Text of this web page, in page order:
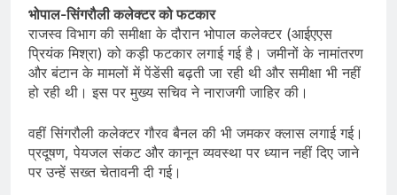
भोपाल-सिंगरौली कलेक्टर को फटकार
राजस्व विभाग की समीक्षा के दौरान भोपाल कलेक्टर (आईएएस
प्रियंक मिश्रा) को कड़ी फटकार लगाई गई है। जमीनों के नामांतरण
और बंटान के मामलों में पेंडेंसी बढ़ती जा रही थी और समीक्षा भी नहीं
हो रही थी। इस पर मुख्य सचिव ने नाराजगी जाहिर की।
वहीं सिंगरौली कलेक्टर गौरव बैनल की भी जमकर क्लास लगाई गई।
प्रदूषण, पेयजल संकट और कानून व्यवस्था पर ध्यान नहीं दिए जाने
पर उन्हें सख्त चेतावनी दी गई।